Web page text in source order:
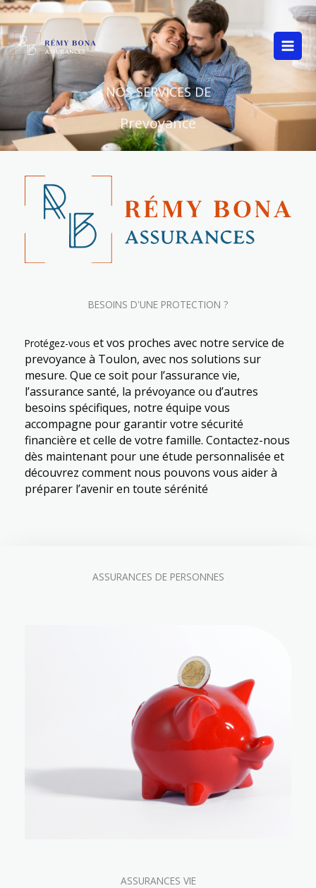
Aller
au
contenu
NOS SERVICES DE
Prevoyance
BESOINS D'UNE PROTECTION ?
Protégez-vous et vos proches avec notre service de
prevoyance à Toulon, avec nos solutions sur
mesure. Que ce soit pour l’assurance vie,
l’assurance santé, la prévoyance ou d’autres
besoins spécifiques, notre équipe vous
accompagne pour garantir votre sécurité
financière et celle de votre famille. Contactez-nous
dès maintenant pour une étude personnalisée et
découvrez comment nous pouvons vous aider à
préparer l’avenir en toute sérénité
ASSURANCES DE PERSONNES
ASSURANCES VIE